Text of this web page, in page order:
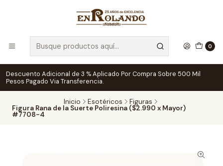
0
Descuento Adicional de 3 % Aplicado Por Compra Sobre 500 Mil
Pesos Pagado Via Transferencia.
Inicio Esotéricos Figuras
Figura Rana de la Suerte Poliresina ($2.990 x Mayor)
#7708-4